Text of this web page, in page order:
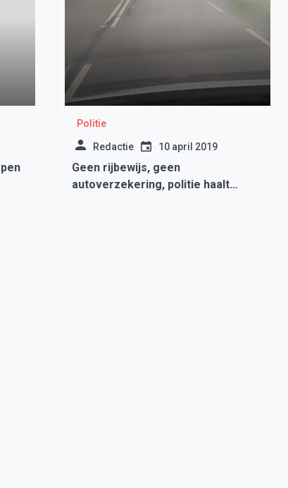
Politie
Redactie 10 april 2019
Geen rijbewijs, geen
autoverzekering, politie haalt